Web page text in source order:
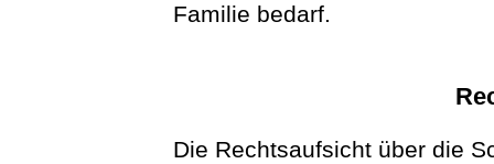
Familie bedarf.
Die Rechtsaufsicht über die